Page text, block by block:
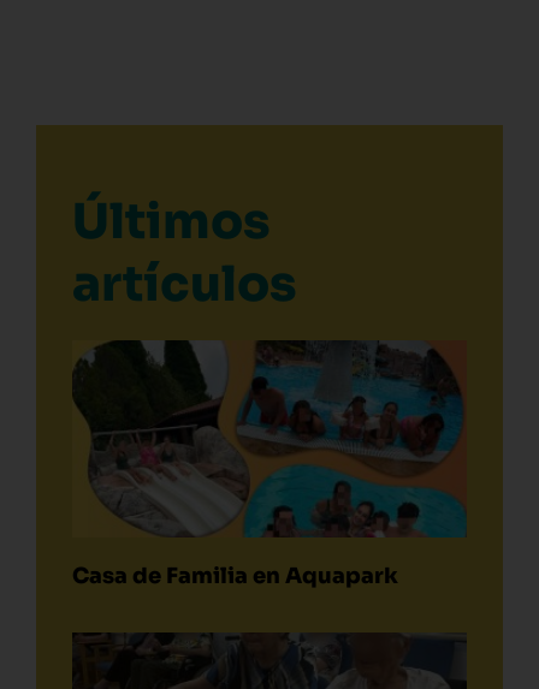
Últimos
artículos
Casa de Familia en Aquapark